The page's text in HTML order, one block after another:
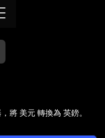
將 美元 轉換為 英鎊。